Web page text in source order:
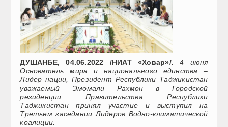
ДУШАНБЕ, 04.06.2022 /НИАТ «Ховар»/.
4 июня
Основатель мира и национального единства –
Лидер нации, Президент Республики Таджикистан
уважаемый Эмомали Рахмон в Городской
резиденции Правительства Республики
Таджикистан принял участие и выступил на
Третьем заседании Лидеров Водно-климатической
коалиции.